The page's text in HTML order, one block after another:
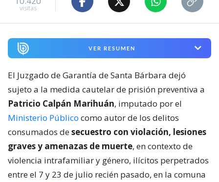
visitas
VER RESUMEN
El Juzgado de Garantía de Santa Bárbara dejó
sujeto a la medida cautelar de prisión preventiva a
Patricio Calpán Marihuán, imputado por el
Ministerio Público como autor de los delitos
consumados desecuestro con violación, lesiones
graves y amenazas de muerte, en contexto de
violencia intrafamiliar y género, ilícitos perpetrados
entre el 7 y 23 de julio recién pasado, en la comuna